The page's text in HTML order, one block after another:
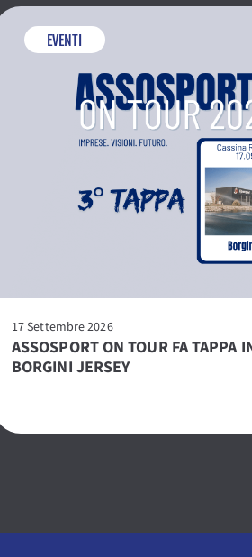
EVENTI
17 Settembre 2026
ASSOSPORT ON TOUR FA TAPPA
BORGINI JERSEY